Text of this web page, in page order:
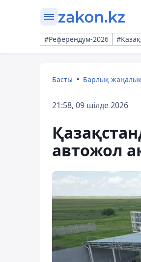
#Референдум-2026
Басты Барлық
21:58, 09 шілде 2026
автожол